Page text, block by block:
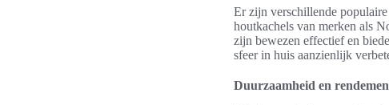
Er zijn verschillende
houtkachels van merken als
zijn bewezen effectief en
sfeer in huis aanzienlijk
Duurzaamheid en